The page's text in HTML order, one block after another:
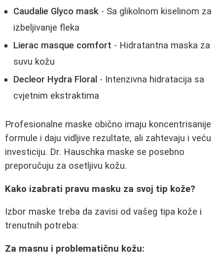
Caudalie Glyco mask - Sa glikolnom kiselinom za
izbeljivanje fleka
Lierac masque comfort - Hidratantna maska za
suvu kožu
Decleor Hydra Floral - Intenzivna hidratacija sa
cvjetnim ekstraktima
Profesionalne maske obično imaju koncentrisanije
formule i daju vidljive rezultate, ali zahtevaju i veću
investiciju. Dr. Hauschka maske se posebno
preporučuju za osetljivu kožu.
Kako izabrati pravu masku za svoj tip kože?
Izbor maske treba da zavisi od vašeg tipa kože i
trenutnih potreba:
Za masnu i problematičnu kožu: